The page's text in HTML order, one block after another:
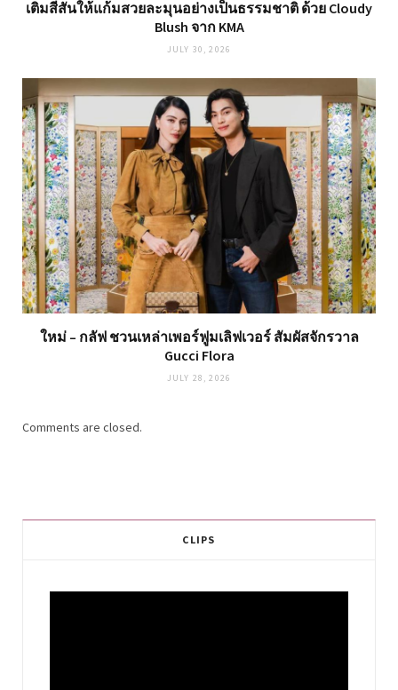
เติมสีสันให้แก้มสวยละมุนอย่างเป็นธรรมชาติ ด้วย Cloudy
Blush จาก KMA
JULY 30, 2026
ใหม่ – กลัฟ ชวนเหล่าเพอร์ฟูมเลิฟเวอร์ สัมผัสจักรวาล
Gucci Flora
JULY 28, 2026
Comments are closed.
CLIPS